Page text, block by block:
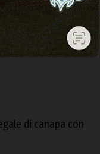
di canapa con